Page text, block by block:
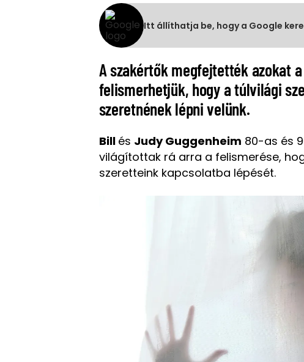
Itt állíthatja be, hogy a Google
A szakértők megfejtették azokat
felismerhetjük, hogy a túlvilági
szeretnének lépni velünk.
Bill és Judy Guggenheim 80-as és
világítottak rá arra a felismerése,
szeretteink kapcsolatba lépését.